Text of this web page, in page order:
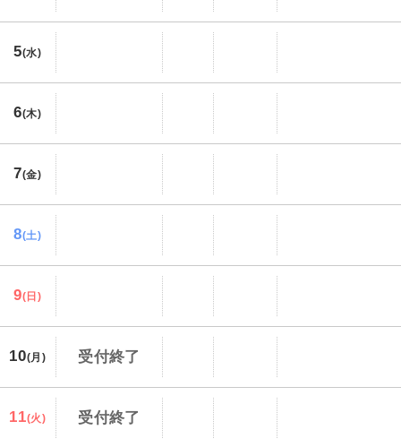
5(水)
6(木)
7(金)
8(土)
9(日)
10(月) 受付終了
11(火) 受付終了